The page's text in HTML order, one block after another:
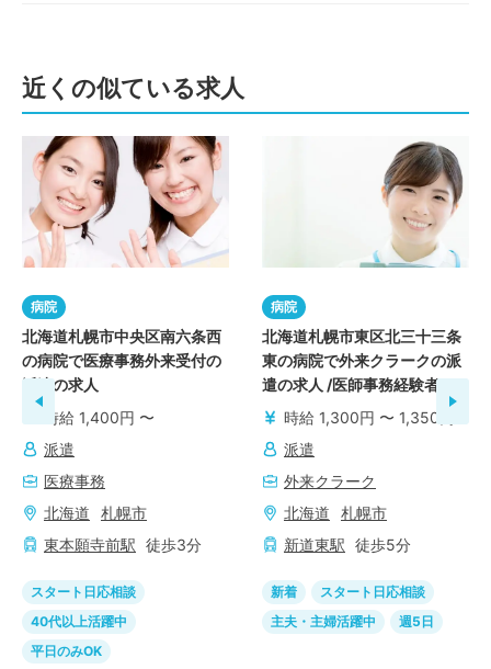
近くの似ている求人
病院
北海道札幌市中央区南六条西
の病院で医療事務外来受付の
派遣の求人
時給 1,400円 〜
派遣
医療事務
北海道
札幌市
東本願寺前駅 徒歩3分
スタート日応相談
40代以上活躍中
平日のみOK
病院
北海道札幌市東区北三十三条
東の病院で外来クラークの派
遣の求人 /医師事務経験者
時給 1,300円 〜 1,350円
派遣
外来クラーク
北海道
札幌市
新道東駅 徒歩5分
新着
スタート日応相談
主夫・主婦活躍中
週5日